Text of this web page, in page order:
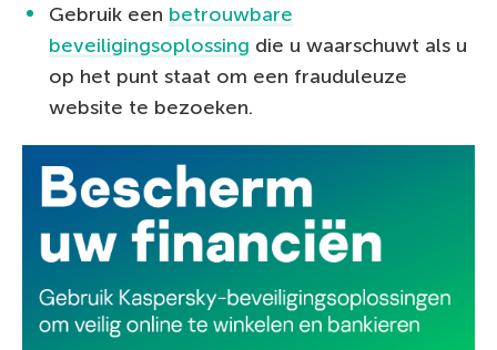
Gebruik een betrouwbare
beveiligingsoplossing die u waarschuwt als u
op het punt staat om een frauduleuze
website te bezoeken.